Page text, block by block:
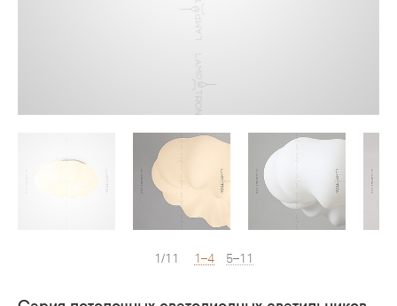
1/11 1–4 5–11